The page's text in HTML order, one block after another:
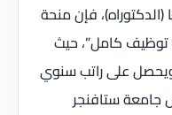
(الدكتوراه)، فإن منحة
كامل”، حيث
على راتب سنوي
جامعة ستافنجر